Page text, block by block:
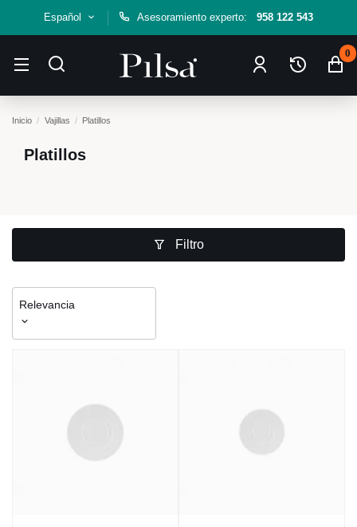
Español Asesoramiento experto: 958 122 543
0
Inicio Vajillas Platillos
Platillos
Filtro
Relevancia